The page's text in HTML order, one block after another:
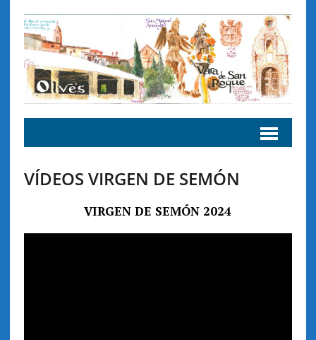
VÍDEOS VIRGEN DE SEMÓN
VIRGEN DE SEMÓN 2024